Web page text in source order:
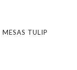
MESAS TULIP